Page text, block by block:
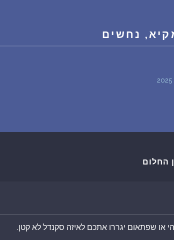
אנושי
נחשים
החלום
שפתאום יגררו אתכם לאיזה סקנדל לא קטן.